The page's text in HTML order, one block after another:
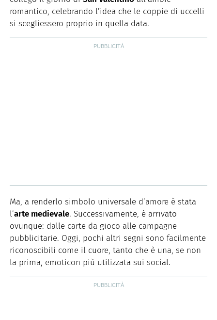
romantico, celebrando l’idea che le coppie di uccelli
si scegliessero proprio in quella data.
Ma, a renderlo simbolo universale d’amore è stata
l’arte medievale. Successivamente, è arrivato
ovunque: dalle carte da gioco alle campagne
pubblicitarie. Oggi, pochi altri segni sono facilmente
riconoscibili come il cuore, tanto che è una, se non
la prima, emoticon più utilizzata sui social.